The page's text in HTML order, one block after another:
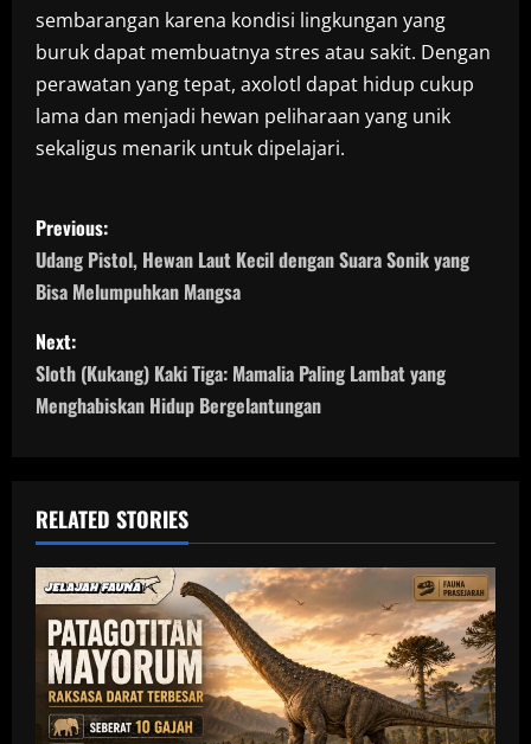
sembarangan karena kondisi lingkungan yang
buruk dapat membuatnya stres atau sakit. Dengan
perawatan yang tepat, axolotl dapat hidup cukup
lama dan menjadi hewan peliharaan yang unik
sekaligus menarik untuk dipelajari.
P
o
s
t
n
v
i
g
a
Previous:
Udang Pistol, Hewan Laut Kecil dengan Suara Sonik yang
Bisa Melumpuhkan Mangsa
Next:
Sloth (Kukang) Kaki Tiga: Mamalia Paling Lambat yang
Menghabiskan Hidup Bergelantungan
RELATED STORIES